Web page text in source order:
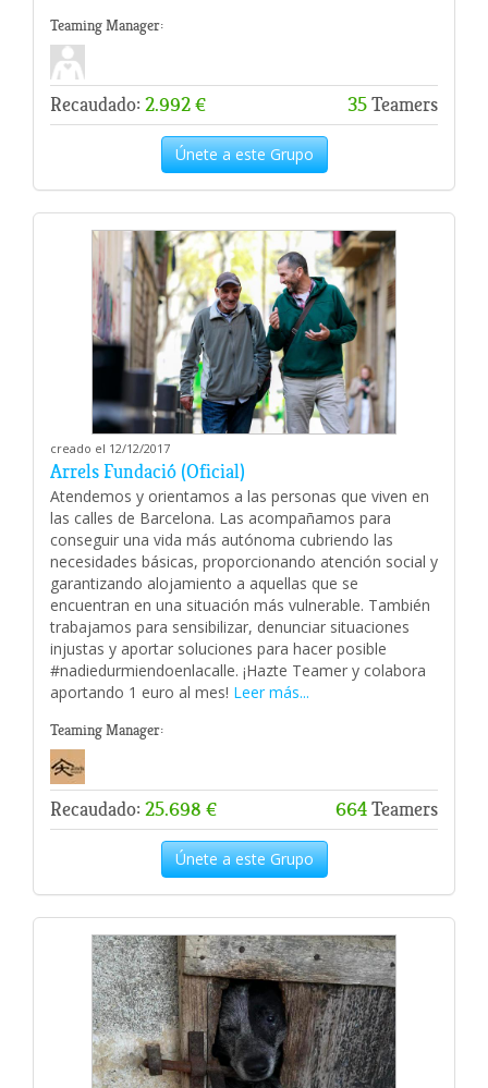
Teaming Manager:
Recaudado: 2.992 € 35Teamers
Únete a este Grupo
creado el 12/12/2017
Arrels Fundació (Oficial)
Atendemos y orientamos a las personas que viven en
las calles de Barcelona. Las acompañamos para
conseguir una vida más autónoma cubriendo las
necesidades básicas, proporcionando atención social y
garantizando alojamiento a aquellas que se
encuentran en una situación más vulnerable. También
trabajamos para sensibilizar, denunciar situaciones
injustas y aportar soluciones para hacer posible
#nadiedurmiendoenlacalle. ¡Hazte Teamer y colabora
aportando 1 euro al mes! Leer más...
Teaming Manager:
Recaudado: 25.698 € 664Teamers
Únete a este Grupo